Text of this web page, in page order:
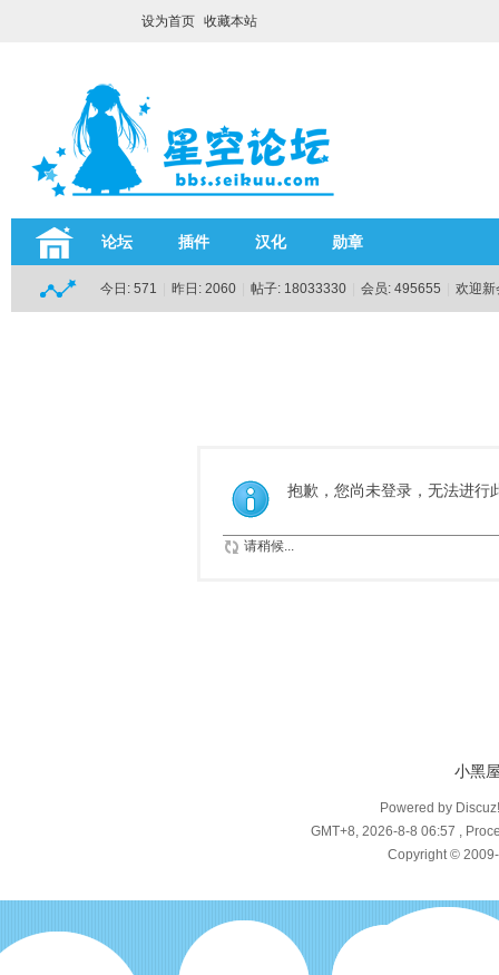
设为首页 收藏本站
论坛 插件 汉化 勋章
今日: 571 昨日: 2060 帖子: 18033330 会员: 495655 欢迎
抱歉，您尚未登录，无法进行
请稍候...
小黑
Powered by
GMT+8, 2026-8-8 06:57 ,
Copyright ©